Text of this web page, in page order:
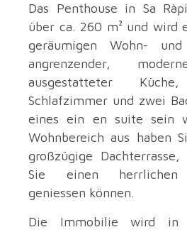
Das Penthouse in Sa
über ca. 260 m² und wird
geräumigen Wohn-
angrenzender,
ausgestatteter
Schlafzimmer und zwei
eines ein en suite sein
Wohnbereich aus haben
großzügige
Sie einen herrlichen
geniessen können.
Die Immobilie wird in